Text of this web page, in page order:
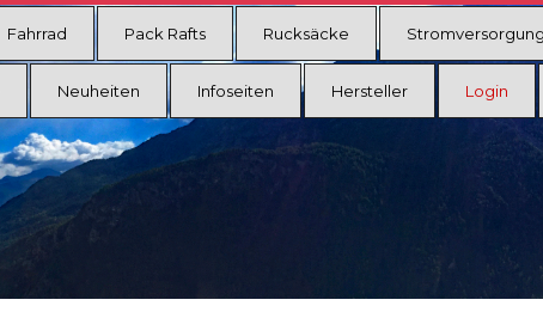
Fahrrad Pack Rafts Rucksäcke Stromversorgung
Neuheiten Infoseiten Hersteller Login